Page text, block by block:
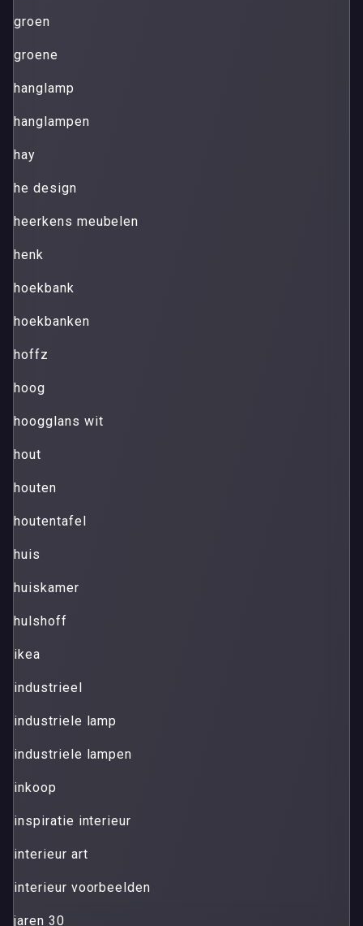
groen
groene
hanglamp
hanglampen
hay
he design
heerkens meubelen
henk
hoekbank
hoekbanken
hoffz
hoog
hoogglans wit
hout
houten
houtentafel
huis
huiskamer
hulshoff
ikea
industrieel
industriele lamp
industriele lampen
inkoop
inspiratie interieur
interieur art
interieur voorbeelden
jaren 30